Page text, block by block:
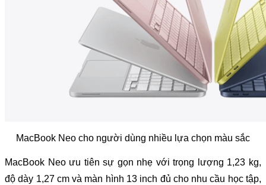
MacBook Neo cho người dùng nhiều lựa chọn màu sắc
MacBook Neo ưu tiên sự gọn nhẹ với trọng lượng 1,23 kg,
độ dày 1,27 cm và màn hình 13 inch đủ cho nhu cầu học tập,